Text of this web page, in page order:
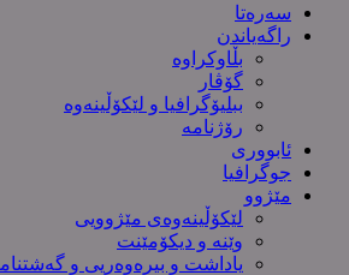
سەرەتا
راگەیاندن
بڵاوکراوە
گۆڤار
ببلیۆگرافیا و لێکۆڵینەوە
رۆژنامە
ئابووری
جوگرافیا
مێژوو
لێکۆڵینەوەی مێژوویی
وێنە و دیکۆمێنت
یاداشت و بیره‌وه‌ریی و